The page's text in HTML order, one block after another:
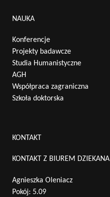
NAUKA
Konferencje
Projekty badawcze
Studia Humanistyczne
AGH
Współpraca zagraniczna
Szkoła doktorska
KONTAKT
KONTAKT Z BIUREM DZIEKANA
Agnieszka Oleniacz
Pokój: 5.09